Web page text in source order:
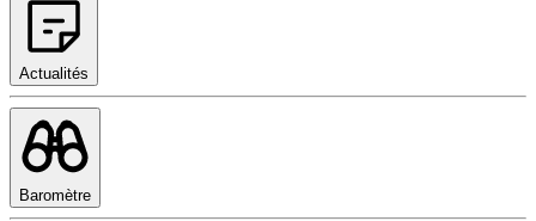
Actualités
Baromètre